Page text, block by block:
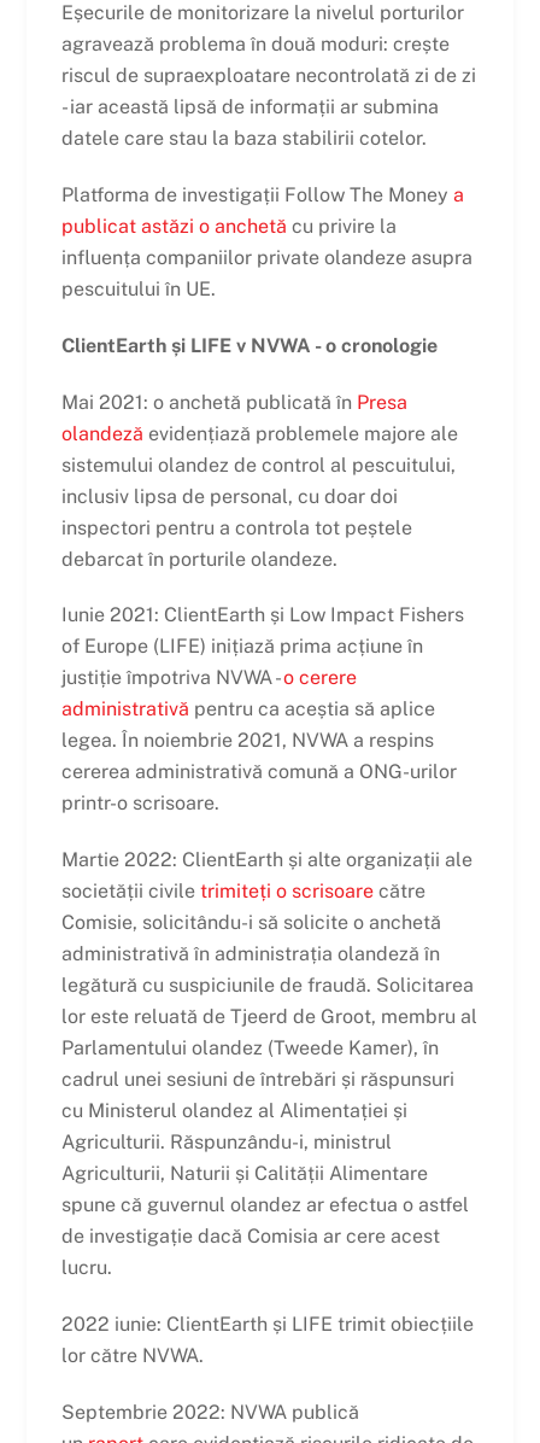
Eșecurile de monitorizare la nivelul porturilor
agravează problema în două moduri: crește
riscul de supraexploatare necontrolată zi de zi
- iar această lipsă de informații ar submina
datele care stau la baza stabilirii cotelor.
Platforma de investigații Follow The Money a
publicat astăzi o anchetă cu privire la
influența companiilor private olandeze asupra
pescuitului în UE.
ClientEarth și LIFE v NVWA - o cronologie
Mai 2021: o anchetă publicată în Presa
olandeză evidențiază problemele majore ale
sistemului olandez de control al pescuitului,
inclusiv lipsa de personal, cu doar doi
inspectori pentru a controla tot peștele
debarcat în porturile olandeze.
Iunie 2021: ClientEarth și Low Impact Fishers
of Europe (LIFE) inițiază prima acțiune în
justiție împotriva NVWA -o cerere
administrativă pentru ca aceștia să aplice
legea. În noiembrie 2021, NVWA a respins
cererea administrativă comună a ONG-urilor
printr-o scrisoare.
Martie 2022: ClientEarth și alte organizații ale
societății civile trimiteți o scrisoare către
Comisie, solicitându-i să solicite o anchetă
administrativă în administrația olandeză în
legătură cu suspiciunile de fraudă. Solicitarea
lor este reluată de Tjeerd de Groot, membru al
Parlamentului olandez (Tweede Kamer), în
cadrul unei sesiuni de întrebări și răspunsuri
cu Ministerul olandez al Alimentației și
Agriculturii. Răspunzându-i, ministrul
Agriculturii, Naturii și Calității Alimentare
spune că guvernul olandez ar efectua o astfel
de investigație dacă Comisia ar cere acest
lucru.
2022 iunie: ClientEarth și LIFE trimit obiecțiile
lor către NVWA.
Septembrie 2022: NVWA publică